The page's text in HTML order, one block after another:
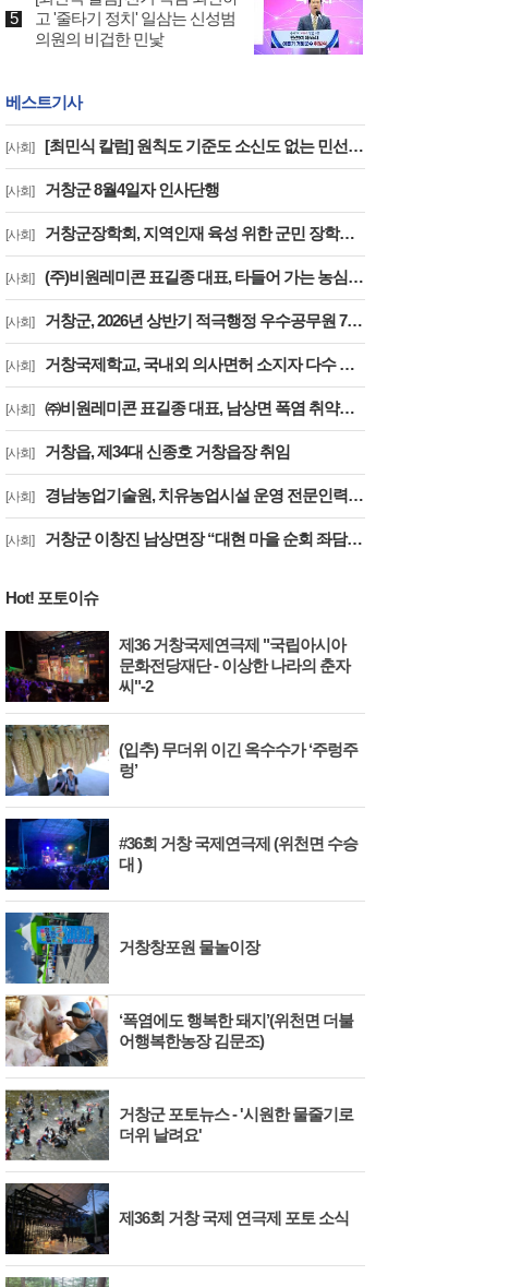
고 '줄타기 정치' 일삼는 신성범
의원의 비겁한 민낯
베스트기사
[사회] [최민식 칼럼] 원칙도 기준도 소신도 없는 민선 9기 2026년 거창군청 하반기 정기인사
[사회] 거창군 8월4일자 인사단행
[사회] 거창군장학회, 지역인재 육성 위한 군민 장학금 기탁 잇따라
[사회] (주)비원레미콘 표길종 대표, 타들어 가는 농심에 ‘생명수’ 싣고 달렸다
[사회] 거창군, 2026년 상반기 적극행정 우수공무원 7명 선정
[사회] 거창국제학교, 국내외 의사면허 소지자 다수 배출
[사회] ㈜비원레미콘 표길종 대표, 남상면 폭염 취약계층에 선풍기 20대 기탁… ‘시원한 나눔’ 실천
[사회] 거창읍, 제34대 신종호 거창읍장 취임
[사회] 경남농업기술원, 치유농업시설 운영 전문인력 35명 배출
[사회] 거창군 이창진 남상면장 “대현 마을 순회 좌담회' 열어
Hot! 포토이슈
제36 거창국제연극제 "국립아시아
문화전당재단 - 이상한 나라의 춘자
씨"-2
(입추) 무더위 이긴 옥수수가 ‘주렁주
렁’
#36회 거창 국제연극제 (위천면 수승
대 )
거창창포원 물놀이장
‘폭염에도 행복한 돼지’(위천면 더불
어행복한농장 김문조)
거창군 포토뉴스 - '시원한 물줄기로
더위 날려요'
제36회 거창 국제 연극제 포토 소식